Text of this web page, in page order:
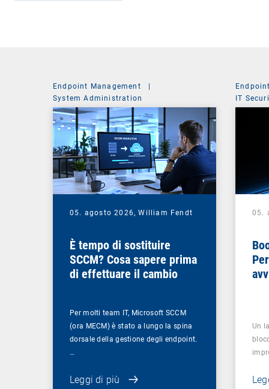
Endpoint Management
|
System Administration
05. agosto 2026,William Fendt
È tempo di sostituire
SCCM? Cosa sapere prima
di effettuare il cambio
Per molti team IT, Microsoft SCCM
(ora MECM) è stato a lungo la spina
dorsale della gestione degli endpoint.
…
Leggi di più
IT
05.
Un